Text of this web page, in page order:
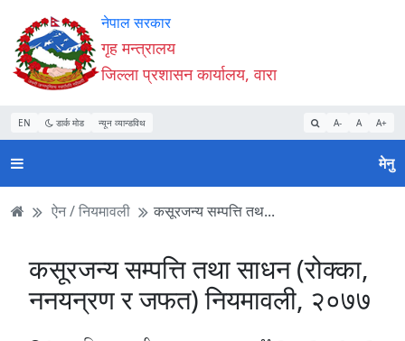
Accessibility
Mode
सुरु
गर्नुहोस्
सामाग्री
पढ्नुहाेस्
नेभिगेसन
पढ्नुहाेस्
वेबसाइट
खोजमा
जानुहोस्
नेपाल सरकार
गृह मन्त्रालय
जिल्ला प्रशासन कार्यालय, वारा
EN डार्क मोड न्यून व्यान्डविथ A- A A+
मेनु
ऐन / नियमावली कसूरजन्य सम्पत्ति तथ...
कसूरजन्य सम्पत्ति तथा साधन (रोक्का,
ननयन्रण र जफत) नियमावली, २०७७